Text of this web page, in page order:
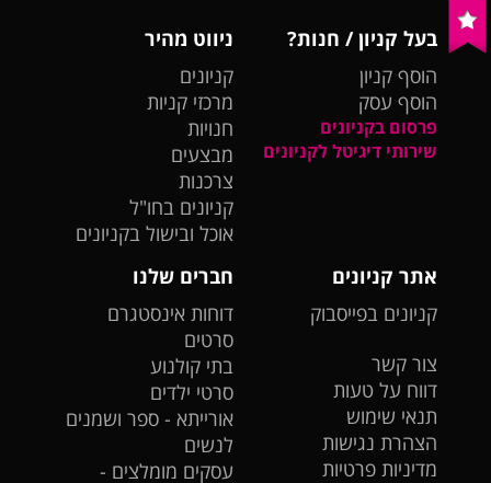
בעל קניון / חנות?
הוסף קניון
הוסף עסק
פרסום בקניונים
שירותי דיגיטל לקניונים
ניווט מהיר
קניונים
מרכזי קניות
חנויות
מבצעים
צרכנות
קניונים בחו"ל
אוכל ובישול בקניונים
אתר קניונים
קניונים בפייסבוק
צור קשר
דווח על טעות
תנאי שימוש
הצהרת נגישות
מדיניות פרטיות
חברים שלנו
דוחות אינסטגרם
סרטים
בתי קולנוע
סרטי ילדים
אורייתא - ספר ושמנים
לנשים
עסקים מומלצים -